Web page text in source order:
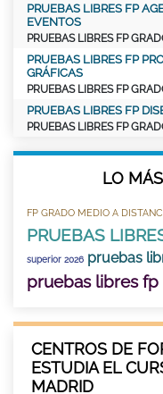
PRUEBAS LIBRES FP
EVENTOS
PRUEBAS LIBRES FP
PRUEBAS LIBRES FP
GRÁFICAS
PRUEBAS LIBRES FP
PRUEBAS LIBRES FP
PRUEBAS LIBRES FP
LO
FP GRADO MEDIO A
PRUEBAS
superior 2026 pruebas
pruebas libres
CENTROS DE
ESTUDIA EL
MADRID